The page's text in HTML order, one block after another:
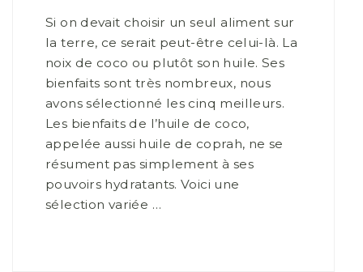
Si on devait choisir un seul aliment sur
la terre, ce serait peut-être celui-là. La
noix de coco ou plutôt son huile. Ses
bienfaits sont très nombreux, nous
avons sélectionné les cinq meilleurs.
Les bienfaits de l’huile de coco,
appelée aussi huile de coprah, ne se
résument pas simplement à ses
pouvoirs hydratants. Voici une
sélection variée …